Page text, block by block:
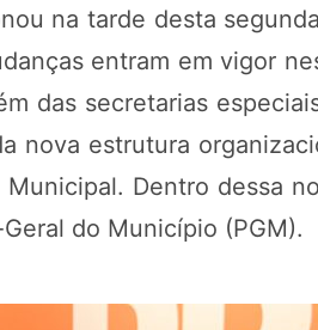
na tarde desta
entram em vigor
das secretarias
nova estrutura
Dentro dessa
do Município (PGM).